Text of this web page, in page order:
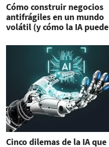
Cómo construir negocios
antifrágiles en un mundo
volátil (y cómo la IA puede
Cinco dilemas de la IA que